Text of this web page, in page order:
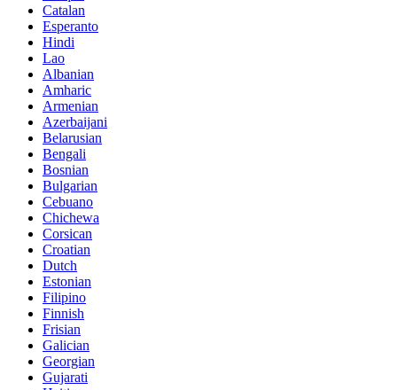
Catalan
Esperanto
Hindi
Lao
Albanian
Amharic
Armenian
Azerbaijani
Belarusian
Bengali
Bosnian
Bulgarian
Cebuano
Chichewa
Corsican
Croatian
Dutch
Estonian
Filipino
Finnish
Frisian
Galician
Georgian
Gujarati